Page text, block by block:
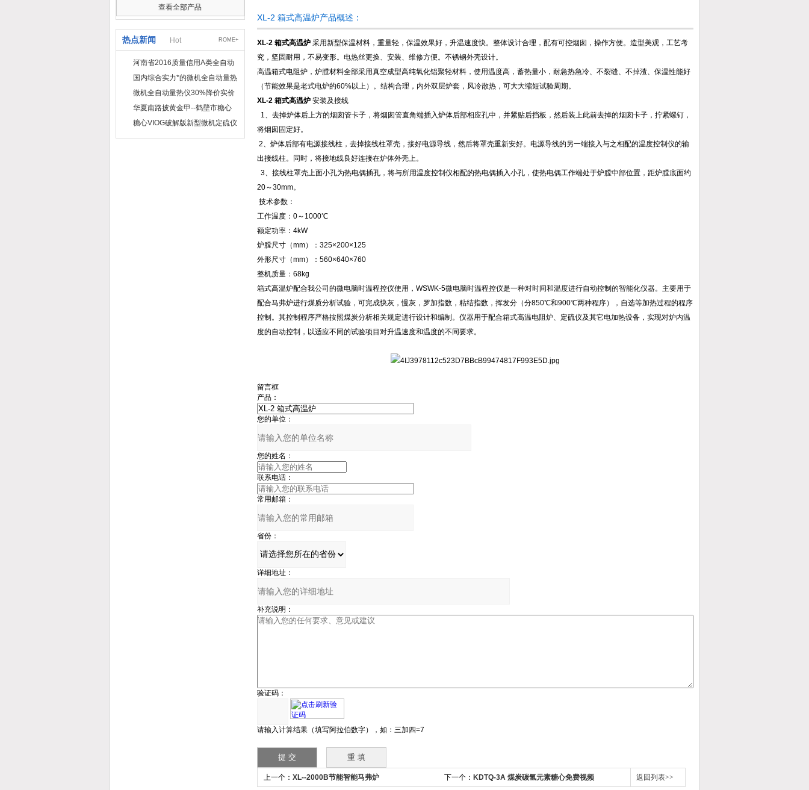
查看全部产品
热点新闻 Hot ROME+
河南省2016质量信用A类全自动
量热仪
国内综合实力*的微机全自动量热
仪制造企业
微机全自动量热仪30%降价实价
出售
华夏南路披黄金甲--鹤壁市糖心
VIOG破解版仪器仪表有限公司
糖心VIOG破解版新型微机定硫仪
XL-2 箱式高温炉产品概述：
XL-2 箱式高温炉 采用新型保温材料，重量轻，保温效果好，升温速度快。整体设计合理，配有可控烟囱，操作方便。造型美观，工艺考
究，坚固耐用，不易变形。电热丝更换、安装、维修方便。不锈钢外壳设计。
高温箱式电阻炉，炉膛材料全部采用真空成型高纯氧化铝聚轻材料，使用温度高，蓄热量小，耐急热急冷、不裂缝、不掉渣、保温性能好
（节能效果是老式电炉的60%以上）。结构合理，内外双层炉套，风冷散热，可大大缩短试验周期。
XL-2 箱式高温炉 安装及接线
1、去掉炉体后上方的烟囱管卡子，将烟囱管直角端插入炉体后部相应孔中，并紧贴后挡板，然后装上此前去掉的烟囱卡子，拧紧螺钉，
将烟囱固定好。
2、炉体后部有电源接线柱，去掉接线柱罩壳，接好电源导线，然后将罩壳重新安好。电源导线的另一端接入与之相配的温度控制仪的输
出接线柱。同时，将接地线良好连接在炉体外壳上。
3、接线柱罩壳上面小孔为热电偶插孔，将与所用温度控制仪相配的热电偶插入小孔，使热电偶工作端处于炉膛中部位置，距炉膛底面约
20～30mm。
技术参数：
工作温度：0～1000℃
额定功率：4kW
炉膛尺寸（mm）：325×200×125
外形尺寸（mm）：560×640×760
整机质量：68kg
箱式高温炉配合我公司的微电脑时温程控仪使用，WSWK-5微电脑时温程控仪是一种对时间和温度进行自动控制的智能化仪器。主要用于
配合马弗炉进行煤质分析试验，可完成快灰，慢灰，罗加指数，粘结指数，挥发分（分850℃和900℃两种程序），自选等加热过程的程序
控制。其控制程序严格按照煤炭分析相关规定进行设计和编制。仪器用于配合箱式高温电阻炉、定硫仪及其它电加热设备，实现对炉内温
度的自动控制，以适应不同的试验项目对升温速度和温度的不同要求。
留言框
产品：
您的单位：
您的姓名：
联系电话：
常用邮箱：
省份：
详细地址：
补充说明：
验证码：
请输入计算结果（填写阿拉伯数字），如：三加四=7
上一个： XL--2000B节能智能马弗炉 下一个： KDTQ-3A 煤炭碳氢元素糖心免费视频 返回列表>>